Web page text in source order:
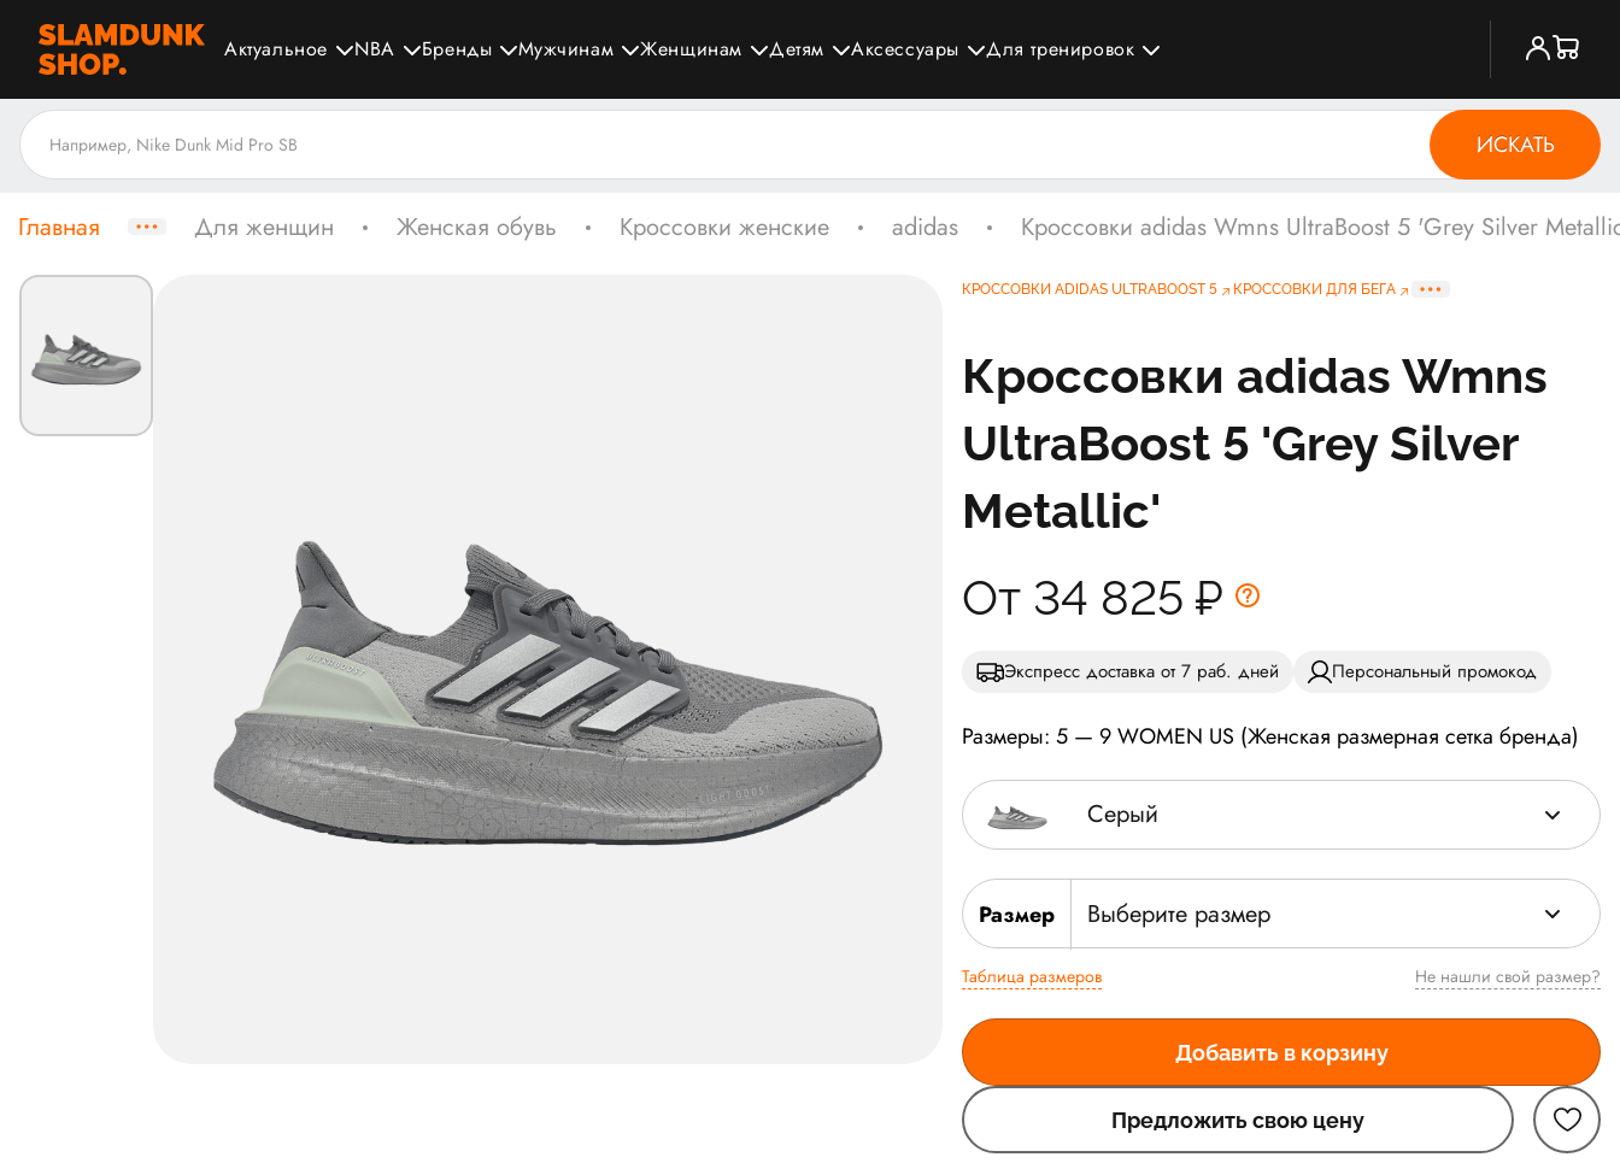
Актуальное NBA Бренды Мужчинам Женщинам Детям Аксессуары Для тренировок
ИСКАТЬ
Главная Для женщин Женская обувь Кроссовки женские adidas Кроссовки adidas Wmns UltraBoost 5 'Grey Silver
КРОССОВКИ ADIDAS ULTRABOOST 5 КРОССОВКИ ДЛЯ БЕГА
Кроссовки adidas Wmns
UltraBoost 5 'Grey Silver
Metallic'
От 34 825 ₽
Экспресс доставка от 7 раб. дней Персональный промокод
Размеры: 5 — 9 WOMEN US (Женская размерная сетка бренда)
Серый
Размер Выберите размер
Таблица размеров Не нашли свой размер?
Добавить в корзину
Предложить свою цену